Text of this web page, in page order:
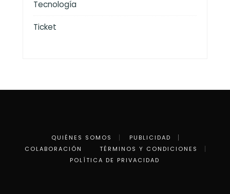
Tecnología
Ticket
QUIÉNES SOMOS
PUBLICIDAD
COLABORACIÓN
TÉRMINOS Y CONDICIONES
POLÍTICA DE PRIVACIDAD